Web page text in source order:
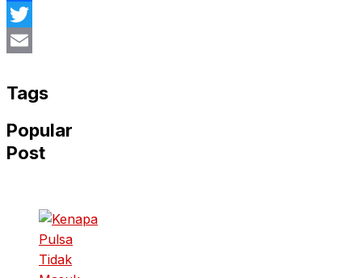
Facebook
Twitter
Tags
Popular
Post